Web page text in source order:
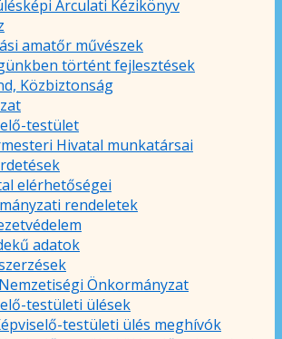
Arculati Kézikönyv
amatőr művészek
történt fejlesztések
Közbiztonság
testület
Hivatal munkatársai
elérhetőségei
rendeletek
adatok
Önkormányzat
testületi ülések
testületi ülés meghívók